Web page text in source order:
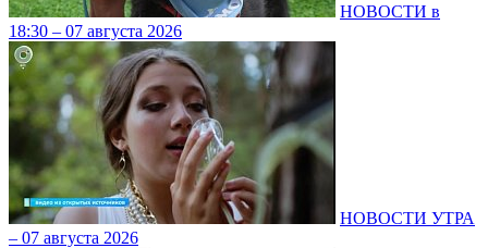
НОВОСТИ в
18:30 – 07 августа 2026
НОВОСТИ УТРА
– 07 августа 2026